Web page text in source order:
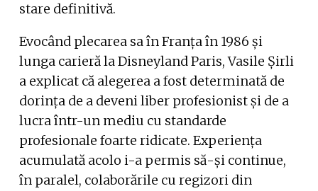
stare definitivă.
Evocând plecarea sa în Franța în 1986 și
lunga carieră la Disneyland Paris, Vasile Șirli
a explicat că alegerea a fost determinată de
dorința de a deveni liber profesionist și de a
lucra într-un mediu cu standarde
profesionale foarte ridicate. Experiența
acumulată acolo i-a permis să-și continue,
în paralel, colaborările cu regizori din